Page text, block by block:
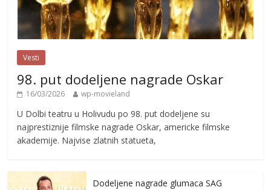
Vesti
98. put dodeljene nagrade Oskar
16/03/2026 wp-movieland
U Dolbi teatru u Holivudu po 98. put dodeljene su
najprestiznije filmske nagrade Oskar, americke filmske
akademije. Najvise zlatnih statueta,
Dodeljene nagrade glumaca SAG